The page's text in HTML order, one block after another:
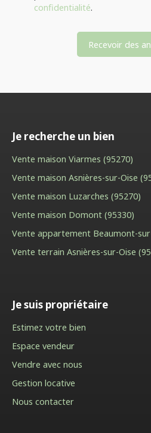
confidentialité.
Recevoir des
Je recherche un bien
Vente maison Viarmes (95270)
Vente maison Asnières-sur-Oise
Vente maison Luzarches (95270)
Vente maison Domont (95330)
Vente appartement Beaumont-
Vente terrain Asnières-sur-Oise
Je suis propriétaire
Estimez votre bien
Espace vendeur
Vendre avec nous
Gestion locative
Nous contacter